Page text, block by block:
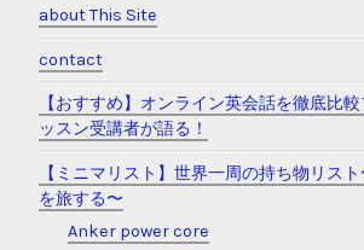
about This Site
contact
【おすすめ】オンライン英会話を徹底比
ッスン受講者が語る！
【ミニマリスト】世界一周の持ち物リス
を旅する〜
Anker power core